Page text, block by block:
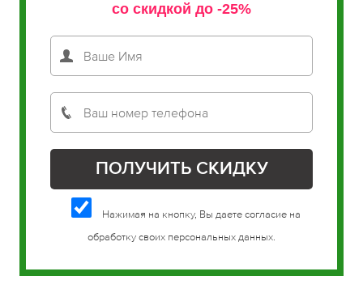
со скидкой до -25%
Нажимая на кнопку, Вы даете согласие на
обработку своих персональных данных.